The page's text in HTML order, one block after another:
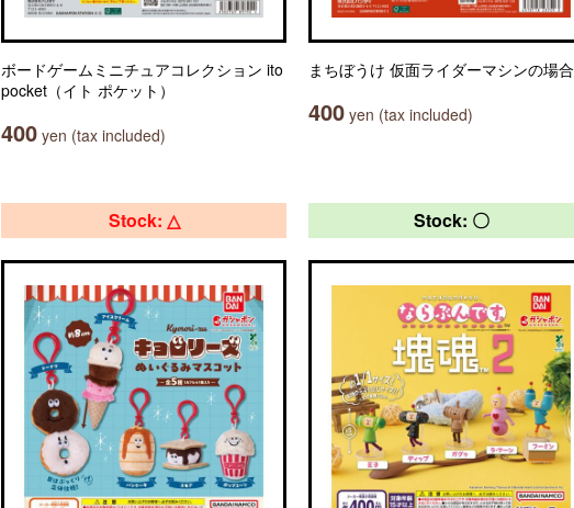
ボードゲームミニチュアコレクション ito
pocket（イト ポケット）
400 yen (tax included)
まちぼうけ 仮面ライダーマシンの場合
400 yen (tax included)
Stock: △ Stock: 〇